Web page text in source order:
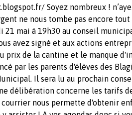
Soyez nombreux !
ne nous tombe pas encore
21 mai à 19h30 au conseil
avez signé et aux actions
prix de la cantine et le manque
par les parents d'élèves des
Il sera lu au prochain
délibération concerne les tarifs
courrier nous permette d'obtenir